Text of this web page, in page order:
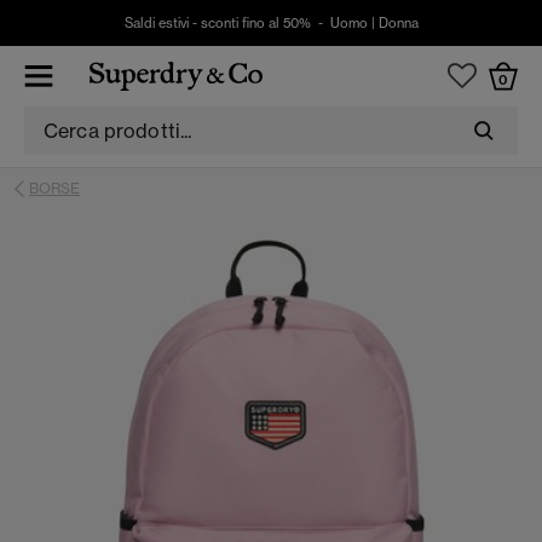
Saldi estivi - sconti fino al 50% - Uomo Donna
0
BORSE